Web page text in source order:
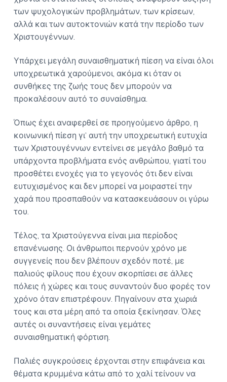
των ψυχολογικών προβλημάτων, των κρίσεων,
αλλά και των αυτοκτονιών κατά την περίοδο των
Χριστουγέννων.
Υπάρχει μεγάλη συναισθηματική πίεση να είναι όλοι
υποχρεωτικά χαρούμενοι, ακόμα κι όταν οι
συνθήκες της ζωής τους δεν μπορούν να
προκαλέσουν αυτό το συναίσθημα.
Όπως έχει αναφερθεί σε προηγούμενο άρθρο, η
κοινωνική πίεση γι’ αυτή την υποχρεωτική ευτυχία
των Χριστουγέννων εντείνει σε μεγάλο βαθμό τα
υπάρχοντα προβλήματα ενός ανθρώπου, γιατί του
προσθέτει ενοχές για το γεγονός ότι δεν είναι
ευτυχισμένος και δεν μπορεί να μοιραστεί την
χαρά που προσπαθούν να κατασκευάσουν οι γύρω
του.
Τέλος, τα Χριστούγεννα είναι μια περίοδος
επανένωσης. Οι άνθρωποι περνούν χρόνο με
συγγενείς που δεν βλέπουν σχεδόν ποτέ, με
παλιούς φίλους που έχουν σκορπίσει σε άλλες
πόλεις ή χώρες και τους συναντούν δυο φορές τον
χρόνο όταν επιστρέφουν. Πηγαίνουν στα χωριά
τους και στα μέρη από τα οποία ξεκίνησαν. Όλες
αυτές οι συναντήσεις είναι γεμάτες
συναισθηματική φόρτιση.
Παλιές συγκρούσεις έρχονται στην επιφάνεια και
θέματα κρυμμένα κάτω από το χαλί τείνουν να